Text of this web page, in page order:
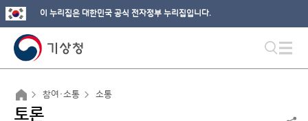
이 누리집은 대한민국 공식 전자정부 누리집입니다.
참여·소통 소통
토론